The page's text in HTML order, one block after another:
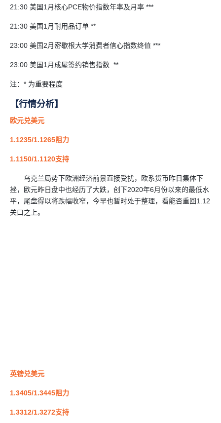
21:30 美国1月核心PCE物价指数年率及月率 ***
21:30 美国1月耐用品订单 **
23:00 美国2月密歇根大学消费者信心指数终值 ***
23:00 美国1月成屋签约销售指数 **
注：* 为重要程度
【行情分析】
欧元兑美元
1.1235/1.1265阻力
1.1150/1.1120支持
乌克兰局势下欧洲经济前景直接受扰，欧系货币昨日集体下
挫，欧元昨日盘中也经历了大跌，创下2020年6月份以来的最低水
平，尾盘得以将跌幅收窄，今早也暂时处于整理，看能否重回1.12
关口之上。
英镑兑美元
1.3405/1.3445阻力
1.3312/1.3272支持